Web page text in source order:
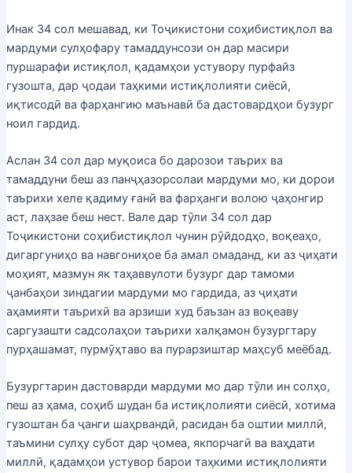
Инак 34 сол мешавад, ки Тоҷикистони соҳибистиқлол ва
мардуми сулҳофару тамаддунсози он дар масири
пуршарафи истиқлол, қадамҳои устувору пурфайз
гузошта, дар ҷодаи таҳкими истиқлолияти сиёсӣ,
иқтисодӣ ва фарҳангию маънавӣ ба дастовардҳои бузург
ноил гардид.
Аслан 34 сол дар муқоиса бо дарозои таърих ва
тамаддуни беш аз панҷҳазорсолаи мардуми мо, ки дорои
таърихи хеле қадиму ғанӣ ва фарҳанги волою ҷаҳонгир
аст, лаҳзае беш нест. Вале дар тӯли 34 сол дар
Тоҷикистони соҳибистиқлол чунин рӯйдодҳо, воқеаҳо,
дигаргуниҳо ва навгониҳое ба амал омаданд, ки аз ҷиҳати
моҳият, мазмун як таҳаввулоти бузург дар тамоми
ҷанбаҳои зиндагии мардуми мо гардида, аз ҷиҳати
аҳамияти таърихӣ ва арзиши худ баъзан аз воқеаву
саргузашти садсолаҳои таърихи халқамон бузургтару
пурҳашамат, пурмӯҳтаво ва пурарзиштар маҳсуб меёбад.
Бузургтарин дастоварди мардуми мо дар тӯли ин солҳо,
пеш аз ҳама, соҳиб шудан ба истиқлолияти сиёсӣ, хотима
гузоштан ба ҷанги шаҳрвандӣ, расидан ба оштии миллӣ,
таъмини сулҳу субот дар ҷомеа, якпорчагӣ ва ваҳдати
миллӣ, қадамҳои устувор барои таҳкими истиқлолияти